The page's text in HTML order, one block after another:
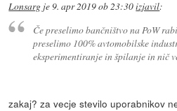
Lonsarg je9. apr 2019 ob 23:30izjavil:
Če preselimo bančništvo na PoW
preselimo 100% avtomobilske
eksperimentiranje in špilanje in nič
zakaj? za vecje stevilo uporabnikov